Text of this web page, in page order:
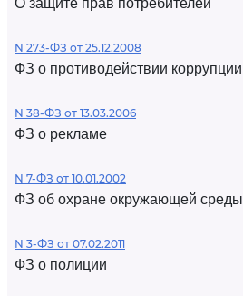
О защите прав потребителей
N 273-ФЗ от 25.12.2008
ФЗ о противодействии коррупции
N 38-ФЗ от 13.03.2006
ФЗ о рекламе
N 7-ФЗ от 10.01.2002
ФЗ об охране окружающей среды
N 3-ФЗ от 07.02.2011
ФЗ о полиции